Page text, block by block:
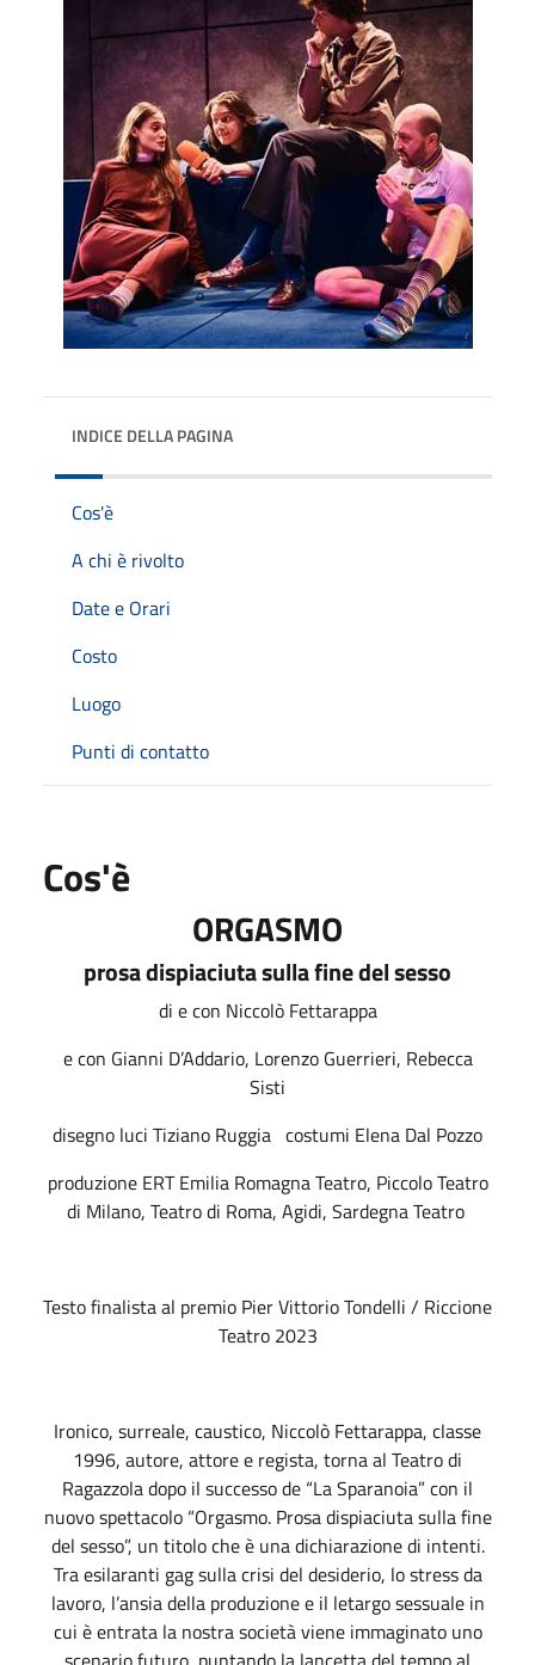
INDICE DELLA PAGINA
Cos'è
A chi è rivolto
Date e Orari
Costo
Luogo
Punti di contatto
Cos'è
ORGASMO
prosa dispiaciuta sulla fine del sesso
di e con Niccolò Fettarappa
e con Gianni D’Addario, Lorenzo Guerrieri, Rebecca
Sisti
disegno luci Tiziano Ruggia costumi Elena Dal Pozzo
produzione ERT Emilia Romagna Teatro, Piccolo Teatro
di Milano, Teatro di Roma, Agidi, Sardegna Teatro
Testo finalista al premio Pier Vittorio Tondelli / Riccione
Teatro 2023
Ironico, surreale, caustico, Niccolò Fettarappa, classe
1996, autore, attore e regista, torna al Teatro di
Ragazzola dopo il successo de “La Sparanoia” con il
nuovo spettacolo “Orgasmo. Prosa dispiaciuta sulla fine
del sesso”, un titolo che è una dichiarazione di intenti.
Tra esilaranti gag sulla crisi del desiderio, lo stress da
lavoro, l’ansia della produzione e il letargo sessuale in
cui è entrata la nostra società viene immaginato uno